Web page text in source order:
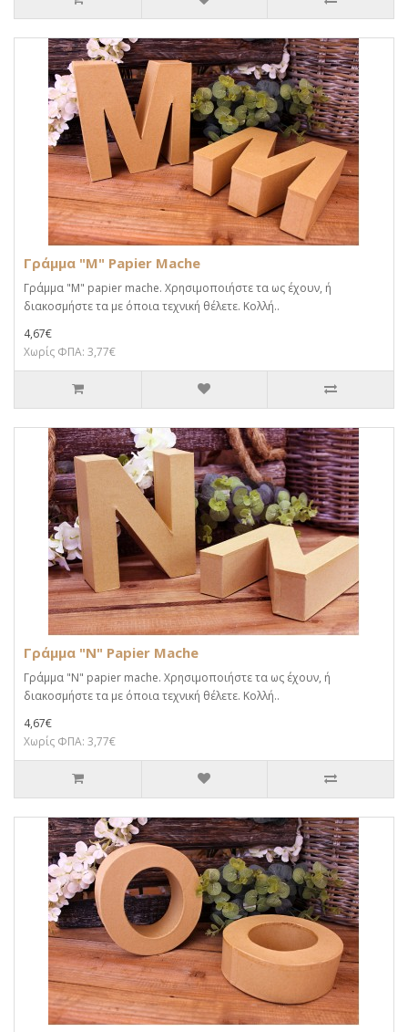
Γράμμα "M" Papier Mache
Γράμμα "M" papier mache. Xρησιμοποιήστε τα ως έχουν, ή
διακοσμήστε τα με όποια τεχνική θέλετε. Κολλή..
4,67€
Χωρίς ΦΠΑ: 3,77€
Γράμμα "N" Papier Mache
Γράμμα "N" papier mache. Xρησιμοποιήστε τα ως έχουν, ή
διακοσμήστε τα με όποια τεχνική θέλετε. Κολλή..
4,67€
Χωρίς ΦΠΑ: 3,77€